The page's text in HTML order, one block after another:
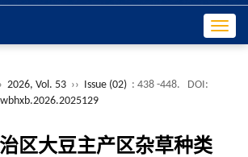
2026, Vol. 53 ›› Issue (02) : 438 -448.
DOI:
区大豆主产区杂草种类